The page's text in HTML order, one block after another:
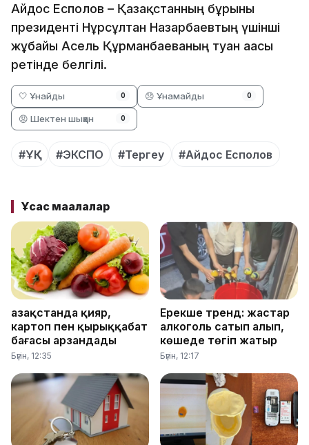
Айдос Есполов – Қазақстанның бұрынғы
президенті Нұрсұлтан Назарбаевтың үшінші
жұбайы Асель Құрманбаеваның туған ағасы
ретінде белгілі.
🤍 Ұнайды 0 😞 Ұнамайды 0
😡 Шектен шыққан 0
#ҰҚК #ЭКСПО #Тергеу #Айдос Есполов
Ұқсас мақалалар
Қазақстанда қияр,
картоп пен қырыққабат
бағасы арзандады
Бүгін, 12:35
Ерекше тренд: жастар
алкоголь сатып алып,
көшеде төгіп жатыр
Бүгін, 12:17